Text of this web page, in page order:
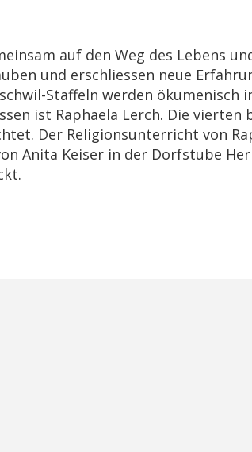
auf den Weg des Lebens
und erschliessen neue
Staffeln werden ökumenisch
ist Raphaela Lerch. Die vierten
Der Religionsunterricht von
Anita Keiser in der Dorfstube